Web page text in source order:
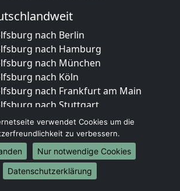
nach Berlin
nach Hamburg
nach München
nach Köln
nach Frankfurt am Main
nach Stuttgart
nach Düsseldorf
nach Leipzig
nach Dortmund
nach Essen
nach Bremen
verwendet Cookies um die
zu verbessern.
Nur notwendige Cookies
Datenschutzerklärung